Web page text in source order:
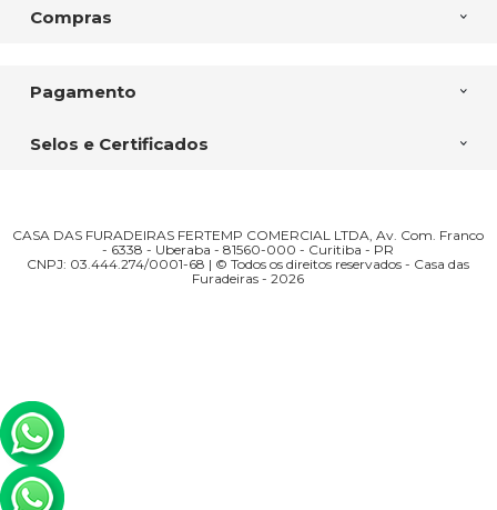
Compras
Pagamento
Selos e Certificados
CASA DAS FURADEIRAS FERTEMP COMERCIAL LTDA, Av. Com. Franco
- 6338 - Uberaba - 81560-000 - Curitiba - PR
CNPJ: 03.444.274/0001-68 | © Todos os direitos reservados - Casa das
Furadeiras - 2026